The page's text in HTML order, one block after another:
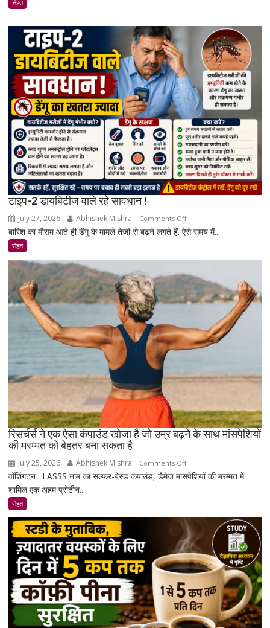
खतरा
एक्सपर्ट
और
रिसर्च
की
पूरी
सच्चाई
सेहत
टाइप-2 डायबिटीज वाले रहे सावधान !
July 27, 2026 Abhishek Mishra Comments Offon
टाइप-2
सावधान
!
बारिश का मौसम आते ही डेंगू के मामले तेजी से बढ़ने लगते हैं. ऐसे समय में...
सेहत
रिसर्चर्स ने एक ऐसा कंपाउंड खोजा है जो उम्र बढ़ने के साथ मांसपेशियों
की मरम्मत को बेहतर बना सकता है
July 25, 2026 Abhishek Mishra Comments Offon
रिसर्चर्स
कंपाउंड
खोजा
है
जो
बढ़ने
के
साथ
वॉशिंगटन : LASSS नाम का सल्फर-बेस्ड कंपाउंड, डैमेज मांसपेशियों की मरम्मत में
शामिल एक अहम प्रोटीन...
सेहत